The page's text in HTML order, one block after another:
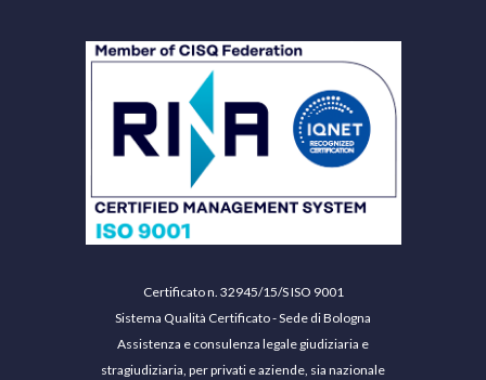
Certificato n. 32945/15/S ISO 9001
Sistema Qualità Certificato - Sede di Bologna
Assistenza e consulenza legale giudiziaria e
stragiudiziaria, per privati e aziende, sia nazionale